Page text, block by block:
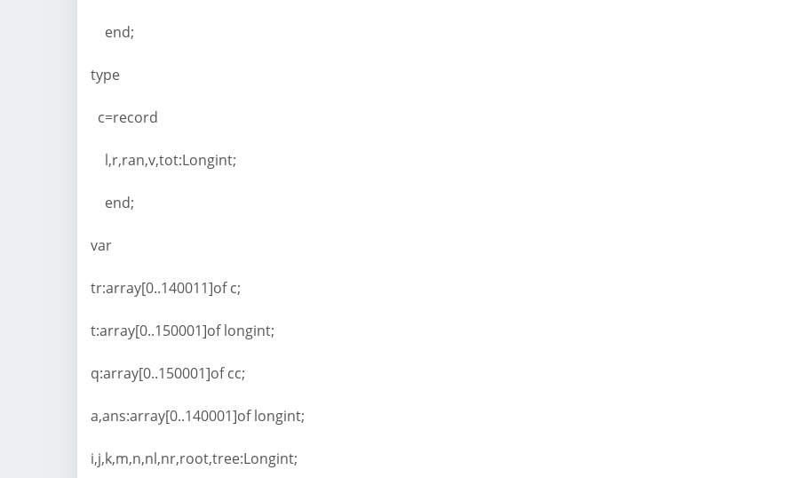
end;
type
c=record
l,r,ran,v,tot:Longint;
end;
var
tr:array[0..140011]of c;
t:array[0..150001]of longint;
q:array[0..150001]of cc;
a,ans:array[0..140001]of longint;
i,j,k,m,n,nl,nr,root,tree:Longint;